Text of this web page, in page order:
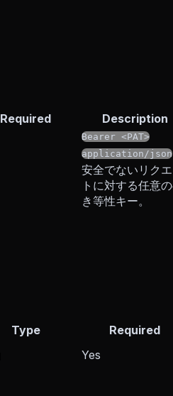
Required Description
Bearer <PAT>
application/json
安全でないリク
トに対する任意
き等性キー。
Type Required
Yes